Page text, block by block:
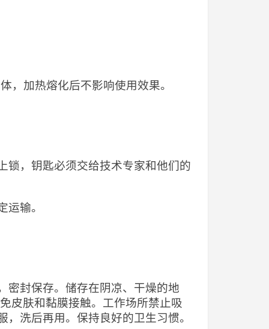
加热熔化后不影响使用效果。
锁，钥匙必须交给技术专家和他们的
输。
密封保存。储存在阴凉、干燥的地
皮肤和黏膜接触。工作场所禁止吸
洗后再用。保持良好的卫生习惯。